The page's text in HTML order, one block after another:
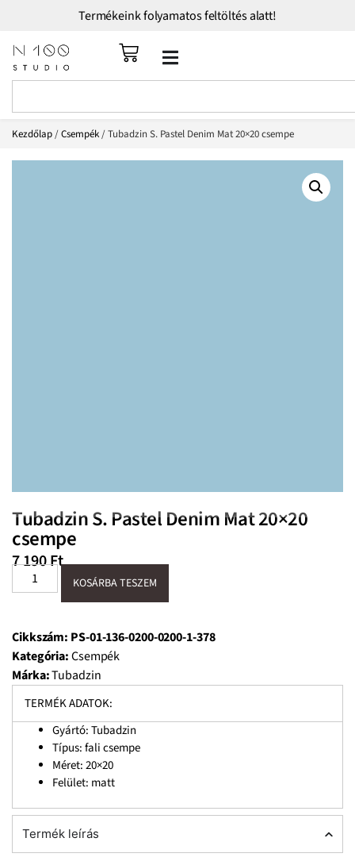
Termékeink folyamatos feltöltés alatt!
Kezdőlap/Csempék/ Tubadzin S. Pastel Denim Mat 20×20 csempe
Tubadzin S. Pastel Denim Mat 20×20
csempe
7 190Ft
KOSÁRBA TESZEM
Cikkszám: PS-01-136-0200-0200-1-378
Kategória:Csempék
Márka:Tubadzin
TERMÉK ADATOK:
Gyártó: Tubadzin
Típus: fali csempe
Méret: 20×20
Felület: matt
Termék leírás